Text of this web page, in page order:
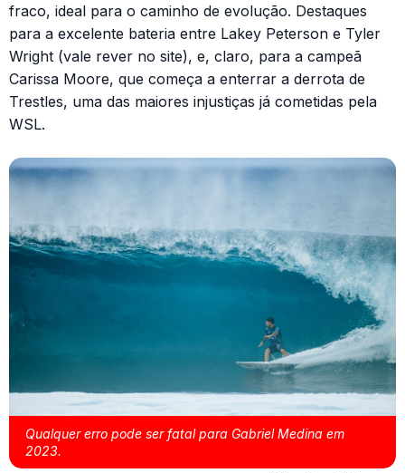
fraco, ideal para o caminho de evolução. Destaques
para a excelente bateria entre Lakey Peterson e Tyler
Wright (vale rever no site), e, claro, para a campeã
Carissa Moore, que começa a enterrar a derrota de
Trestles, uma das maiores injustiças já cometidas pela
WSL.
Qualquer erro pode ser fatal para Gabriel Medina em
2023.